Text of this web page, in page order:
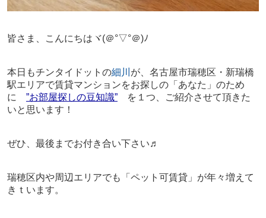
皆さま、こんにちは ヾ(＠°▽°＠)ﾉ
本日もチンタイドットの細川 が、名古屋市瑞穂区・新瑞橋
駅エリアで賃貸マンションをお探しの「あなた」のため
に ”お部屋探しの豆知識”を１つ、ご紹介させて頂きた
いと思います！
ぜひ、最後までお付き合い下さい♬
瑞穂区内や周辺エリアでも「ペット可 賃貸」が年々増えて
きｔいます。